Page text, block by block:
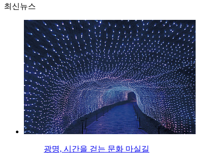
최신뉴스
광명, 시간을 걷는 문화 마실길